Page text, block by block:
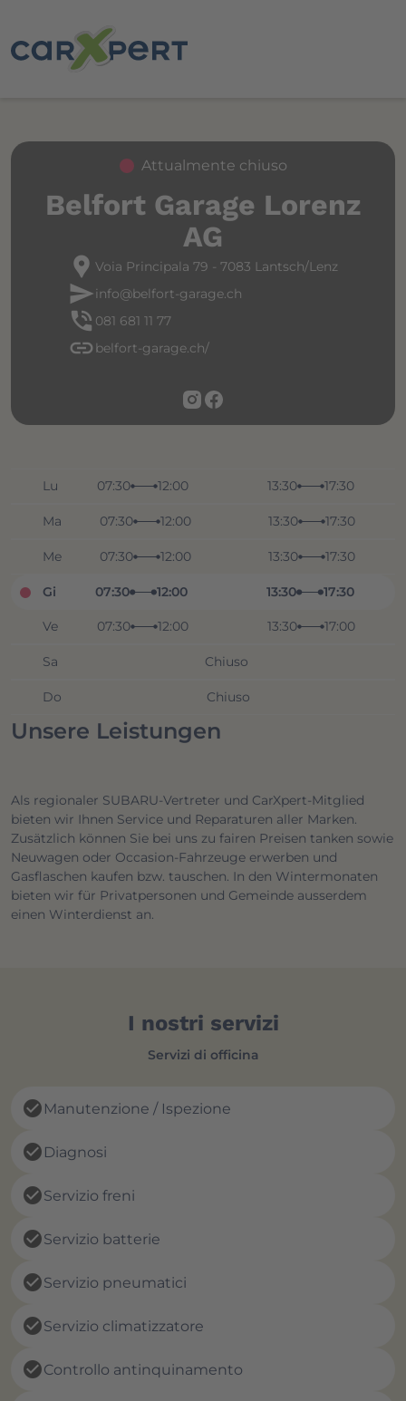
Attualmente chiuso
Belfort Garage Lorenz
AG
location_pin Voia Principala 79 - 7083 Lantsch/Lenz
sendinfo@belfort-garage.ch
phone_in_talk 081 681 11 77
link belfort-garage.ch/
Lu 07:30 12:00 13:30 17:30
Ma 07:30 12:00 13:30 17:30
Me 07:30 12:00 13:30 17:30
Gi 07:30 12:00 13:30 17:30
Ve 07:30 12:00 13:30 17:00
Sa Chiuso
Do Chiuso
Unsere Leistungen
Als regionaler SUBARU-Vertreter und CarXpert-Mitglied
bieten wir Ihnen Service und Reparaturen aller Marken.
Zusätzlich können Sie bei uns zu fairen Preisen tanken sowie
Neuwagen oder Occasion-Fahrzeuge erwerben und
Gasflaschen kaufen bzw. tauschen. In den Wintermonaten
bieten wir für Privatpersonen und Gemeinde ausserdem
einen Winterdienst an.
I nostri servizi
Servizi di officina
check_circle Manutenzione / Ispezione
check_circle Diagnosi
check_circleServizio freni
check_circleServizio batterie
check_circleServizio pneumatici
check_circleServizio climatizzatore
check_circleControllo antinquinamento